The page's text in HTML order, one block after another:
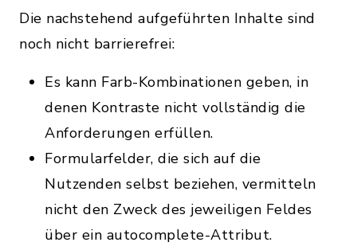
Die nachstehend aufgeführten Inhalte sind
noch nicht barrierefrei:
Es kann Farb-Kombinationen geben, in
denen Kontraste nicht vollständig die
Anforderungen erfüllen.
Formularfelder, die sich auf die
Nutzenden selbst beziehen, vermitteln
nicht den Zweck des jeweiligen Feldes
über ein autocomplete-Attribut.